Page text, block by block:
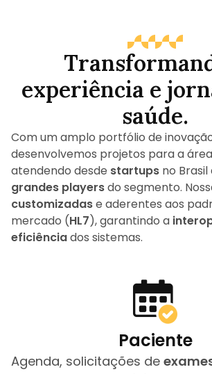
experiência e
saúde.
Com um amplo portfólio de
desenvolvemos projetos para a
atendendo desde startups no Brasil
grandes playersdo segmento.
customizadase aderentes aos
mercado (HL7), garantindo a
eficiênciados sistemas.
Paciente
Agenda, solicitações de